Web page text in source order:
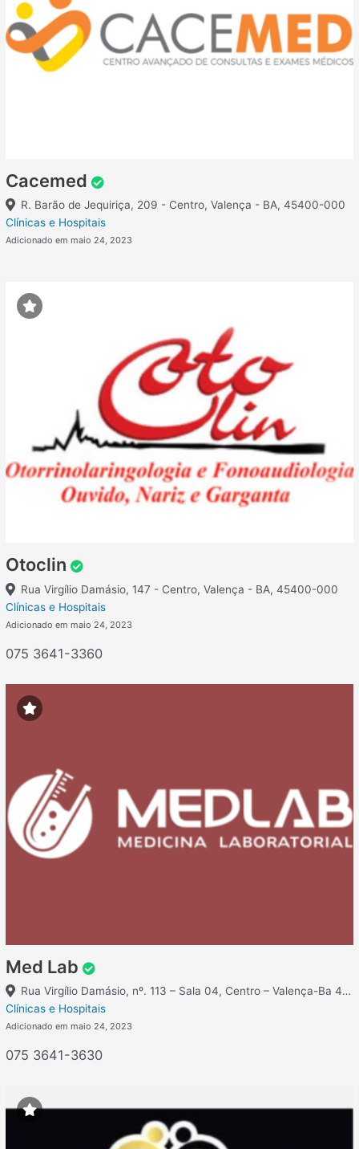
Cacemed
R. Barão de Jequiriça, 209 - Centro, Valença - BA, 45400-000
Clínicas e Hospitais
Adicionado em maio 24, 2023
Otoclin
Rua Virgílio Damásio, 147 - Centro, Valença - BA, 45400-000
Clínicas e Hospitais
Adicionado em maio 24, 2023
075 3641-3360
Med Lab
Rua Virgílio Damásio, nº. 113 – Sala 04, Centro – Valença-Ba 45400-000
Clínicas e Hospitais
Adicionado em maio 24, 2023
075 3641-3630